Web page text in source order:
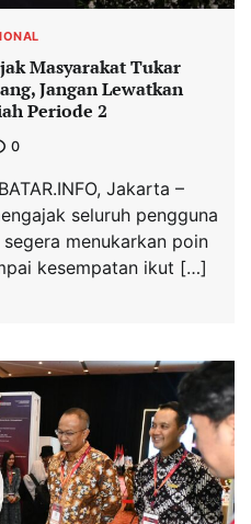
Masyarakat Tukar
Jangan Lewatkan
Periode 2
0
Jakarta –
seluruh pengguna
menukarkan poin
kesempatan ikut […]